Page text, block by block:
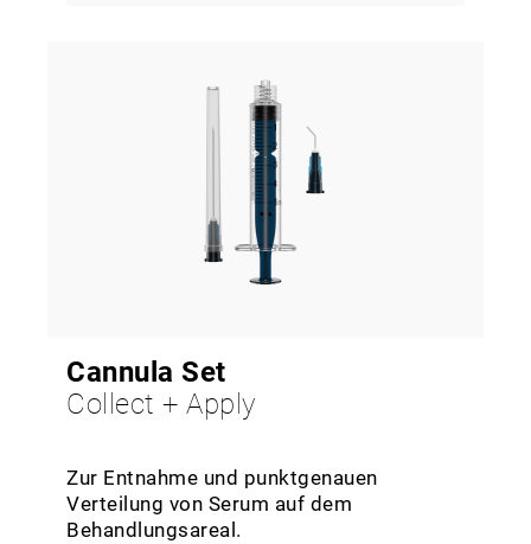
Cannula Set
Collect + Apply
Zur Entnahme und punktgenauen
Verteilung von Serum auf dem
Behandlungsareal.